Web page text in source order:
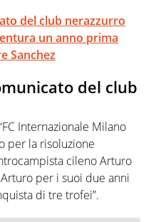
del club nerazzurro
un anno prima
Sanchez
del club
Internazionale Milano
per la risoluzione
cileno Arturo
per i suoi due anni
di tre trofei”.